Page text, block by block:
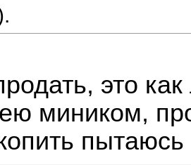
это
миником,
пытаюсь